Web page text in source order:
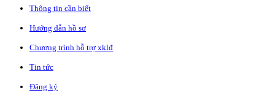
Thông tin cần biết
Hướng dẫn hồ sơ
Chương trình hỗ trợ xklđ
Tin tức
Đăng ký